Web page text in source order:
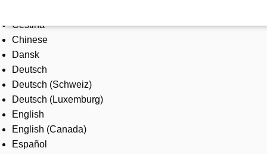
Products & Solutions
Industries
Services
About us
Where to buy
Contact us
Careers
Čeština
Chinese
Dansk
Deutsch
Deutsch (Schweiz)
Deutsch (Luxemburg)
English
English (Canada)
Español